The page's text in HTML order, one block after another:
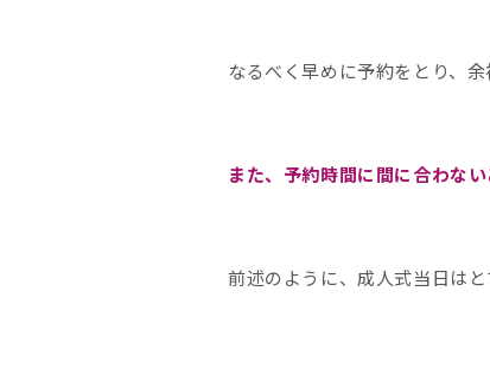
なるべく早めに予約をとり、余
また、予約時間に間に合わな
前述のように、成人式当日は